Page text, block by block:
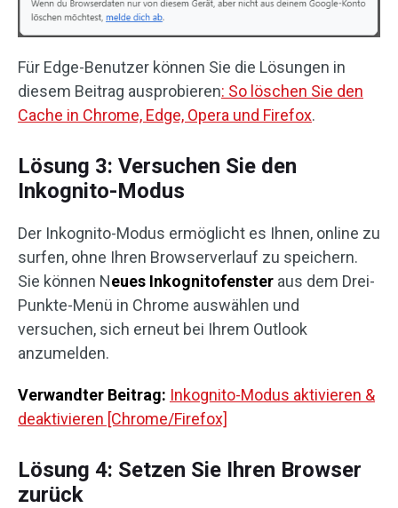
Für Edge-Benutzer können Sie die Lösungen in
diesem Beitrag ausprobieren: So löschen Sie den
Cache in Chrome, Edge, Opera und Firefox.
Lösung 3: Versuchen Sie den
Inkognito-Modus
Der Inkognito-Modus ermöglicht es Ihnen, online zu
surfen, ohne Ihren Browserverlauf zu speichern.
Sie können Neues Inkognitofenster aus dem Drei-
Punkte-Menü in Chrome auswählen und
versuchen, sich erneut bei Ihrem Outlook
anzumelden.
Verwandter Beitrag: Inkognito-Modus aktivieren &
deaktivieren [Chrome/Firefox]
Lösung 4: Setzen Sie Ihren Browser
zurück